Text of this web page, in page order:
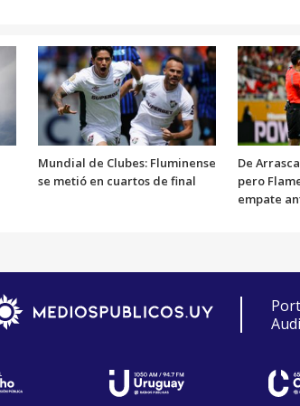
Mundial de Clubes: Fluminense
se metió en cuartos de final
De
pero
empate